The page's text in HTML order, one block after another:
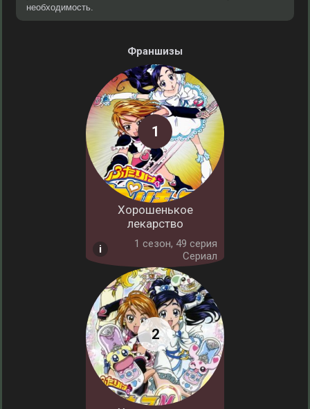
необходимость.
Франшизы
Хорошенькое
лекарство
1 cезон, 49 серия
Сериал